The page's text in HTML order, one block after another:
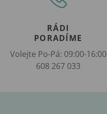
RÁDI
PORADÍME
Volejte Po-Pá: 09:00-16:00
608 267 033